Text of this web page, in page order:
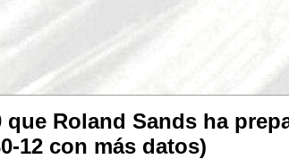
Roland Sands ha
12 con más datos)